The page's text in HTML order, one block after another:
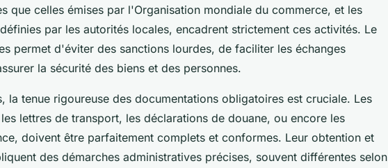
que celles émises par l'Organisation mondiale du commerce, et les
par les autorités locales, encadrent strictement ces activités. Le
permet d'éviter des sanctions lourdes, de faciliter les échanges
la sécurité des biens et des personnes.
la tenue rigoureuse des documentations obligatoires est cruciale. Les
lettres de transport, les déclarations de douane, ou encore les
doivent être parfaitement complets et conformes. Leur obtention et
des démarches administratives précises, souvent différentes selon